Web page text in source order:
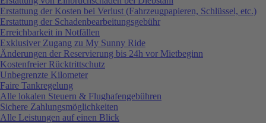
Erstattung der Kosten bei Verlust (Fahrzeugpapieren, Schlüssel, etc.)
Erstattung der Schadenbearbeitungsgebühr
Erreichbarkeit in Notfällen
Exklusiver Zugang zu My Sunny Ride
Änderungen der Reservierung bis 24h vor Mietbeginn
Kostenfreier Rücktrittschutz
Unbegrenzte Kilometer
Faire Tankregelung
Alle lokalen Steuern & Flughafengebühren
Sichere Zahlungsmöglichkeiten
Alle Leistungen auf einen Blick